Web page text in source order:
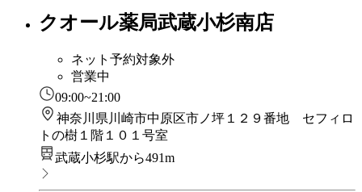
クオール薬局武蔵小杉南店
ネット予約対象外
営業中
09:00~21:00
神奈川県川崎市中原区市ノ坪１２９番地 セフィロ
トの樹１階１０１号室
武蔵小杉駅から491m